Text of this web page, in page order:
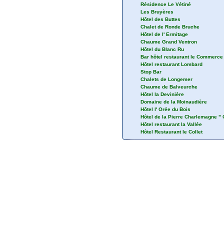
Résidence Le Vétiné
Les Bruyères
Hôtel des Buttes
Chalet de Ronde Bruche
Hôtel de l' Ermitage
Chaume Grand Ventron
Hôtel du Blanc Ru
Bar hôtel restaurant le Commerce
Hôtel restaurant Lombard
Stop Bar
Chalets de Longemer
Chaume de Balveurche
Hôtel la Devinière
Domaine de la Moinaudière
Hôtel l' Orée du Bois
Hôtel de la Pierre Charlemagne "
Hôtel restaurant la Vallée
Hôtel Restaurant le Collet